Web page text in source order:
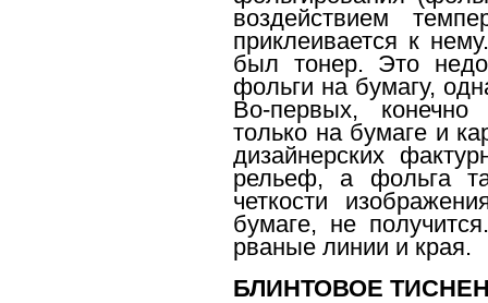
воздействием
приклеивается к
был тонер. Это
фольги на бумагу,
Во-первых,
только на бумаге и
дизайнерских
рельеф, а фольга
четкости
бумаге, не
рваные линии и края.
БЛИНТОВОЕ